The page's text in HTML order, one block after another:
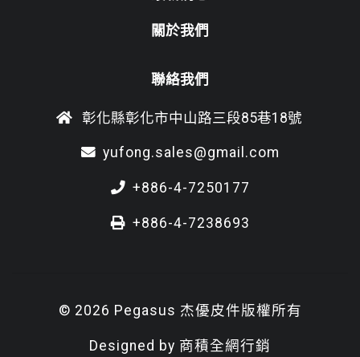
關於我們
聯絡我們
彰化縣彰化市中山路三段85巷18號
yufong.sales@gmail.com
+886-4-7250177
+886-4-7238693
© 2026 Pegasus 杰優皮件版權所有
Designed by 商積全網行銷